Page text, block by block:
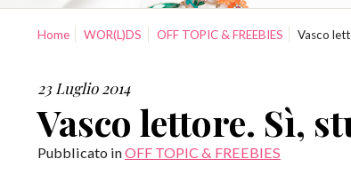
Home WOR(L)DS OFF TOPIC & FREEBIES Vasco
23 Luglio 2014
Vasco lettore. Sì,
Pubblicato inOFF TOPIC & FREEBIES